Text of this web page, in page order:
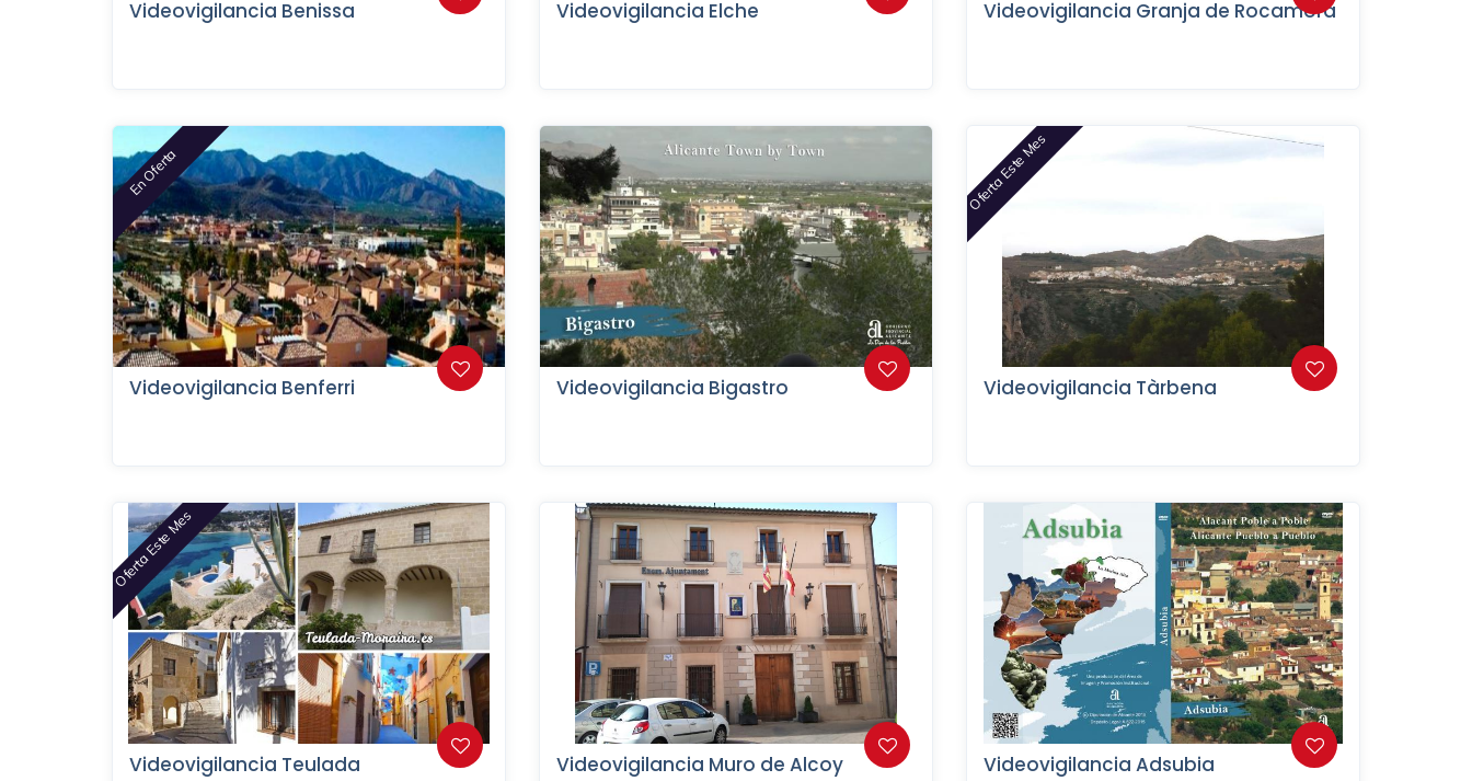
Videovigilancia Benissa Videovigilancia Elche Videovigilancia Granja de Rocamora
En Oferta
Videovigilancia Benferri Videovigilancia Bigastro
Oferta Este Mes
Videovigilancia Tàrbena
Oferta Este Mes
Videovigilancia Teulada Videovigilancia Muro de Alcoy Videovigilancia Adsubia